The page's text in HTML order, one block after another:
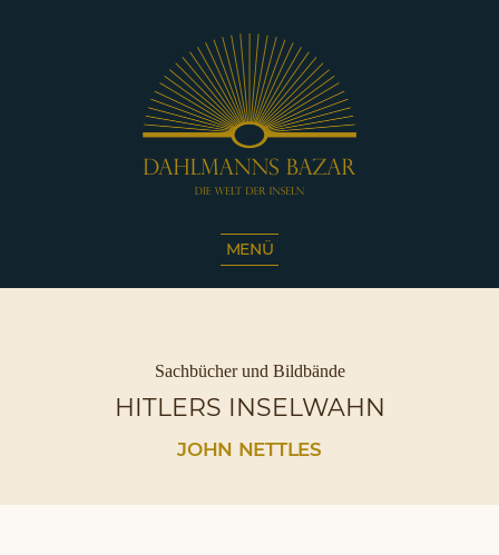
Die
Inseln
|
Café
Sassnitz
MENÜ
Kategorien
Sachbücher und Bildbände
HITLERS INSELWAHN
JOHN NETTLES